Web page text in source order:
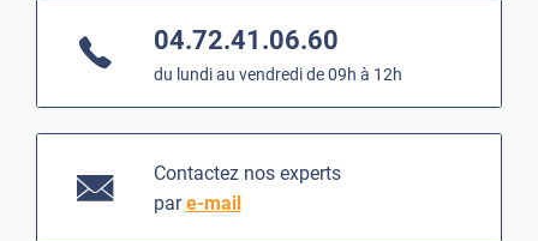
04.72.41.06.60
du lundi au vendredi de 09h à 12h
Contactez nos experts
pare-mail